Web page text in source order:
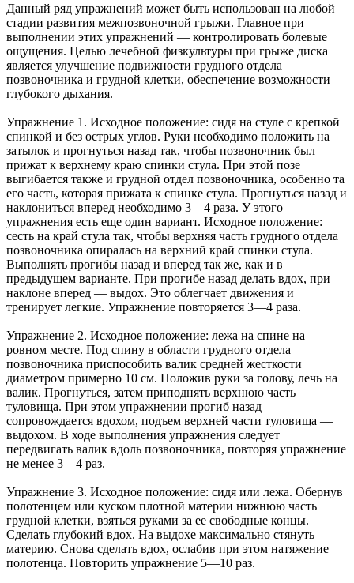
Данный ряд упражнений может быть использован на любой
стадии развития межпозвоночной грыжи. Главное при
выполнении этих упражнений — контролировать болевые
ощущения. Целью лечебной физкультуры при грыже диска
является улучшение подвижности грудного отдела
позвоночника и грудной клетки, обеспечение возможности
глубокого дыхания.
Упражнение 1. Исходное положение: сидя на стуле с крепкой
спинкой и без острых углов. Руки необходимо положить на
затылок и прогнуться назад так, чтобы позвоночник был
прижат к верхнему краю спинки стула. При этой позе
выгибается также и грудной отдел позвоночника, особенно та
его часть, которая прижата к спинке стула. Прогнуться назад и
наклониться вперед необходимо 3—4 раза. У этого
упражнения есть еще один вариант. Исходное положение:
сесть на край стула так, чтобы верхняя часть грудного отдела
позвоночника опиралась на верхний край спинки стула.
Выполнять прогибы назад и вперед так же, как и в
предыдущем варианте. При прогибе назад делать вдох, при
наклоне вперед — выдох. Это облегчает движения и
тренирует легкие. Упражнение повторяется 3—4 раза.
Упражнение 2. Исходное положение: лежа на спине на
ровном месте. Под спину в области грудного отдела
позвоночника приспособить валик средней жесткости
диаметром примерно 10 см. Положив руки за голову, лечь на
валик. Прогнуться, затем приподнять верхнюю часть
туловища. При этом упражнении прогиб назад
сопровождается вдохом, подъем верхней части туловища —
выдохом. В ходе выполнения упражнения следует
передвигать валик вдоль позвоночника, повторяя упражнение
не менее 3—4 раз.
Упражнение 3. Исходное положение: сидя или лежа. Обернув
полотенцем или куском плотной материи нижнюю часть
грудной клетки, взяться руками за ее свободные концы.
Сделать глубокий вдох. На выдохе максимально стянуть
материю. Снова сделать вдох, ослабив при этом натяжение
полотенца. Повторить упражнение 5—10 раз.